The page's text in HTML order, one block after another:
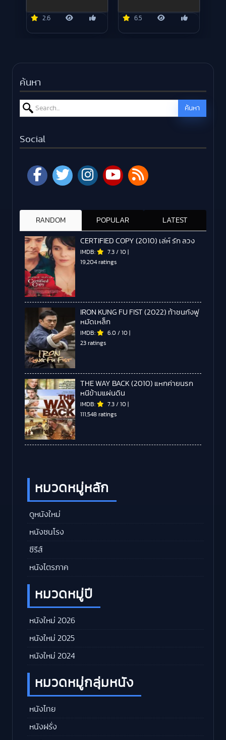
2.6 6.5
ค้นหา
Search for: ค้นหา
Social
RANDOM POPULAR LATEST
CERTIFIED COPY (2010) เล่ห์ รัก ลวง
IMDB: 7.3 / 10 |
19,204 ratings
IRON KUNG FU FIST (2022) ท้าชนกังฟู
หมัดเหล็ก
IMDB: 6.0 / 10 |
23 ratings
THE WAY BACK (2010) แหกค่ายนรก
หนีข้ามแผ่นดิน
IMDB: 7.3 / 10 |
111,548 ratings
หมวดหมู่หลัก
ดูหนังใหม่
หนังชนโรง
ซีรีส์
หนังไตรภาค
หมวดหมู่ปี
หนังใหม่ 2026
หนังใหม่ 2025
หนังใหม่ 2024
หมวดหมู่กลุ่มหนัง
หนังไทย
หนังฝรั่ง